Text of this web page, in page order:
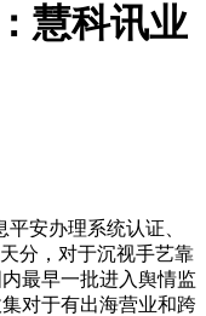
慧科讯业
安办理系统认证、
分，对于沉视手艺靠
最早一批进入舆情监
对于有出海营业和跨